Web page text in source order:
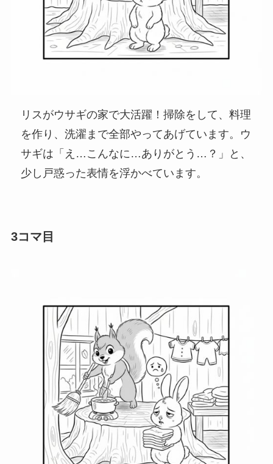
リスがウサギの家で大活躍！掃除をして、料理
を作り、洗濯まで全部やってあげています。ウ
サギは「え…こんなに…ありがとう…？」と、
少し戸惑った表情を浮かべています。
3コマ目